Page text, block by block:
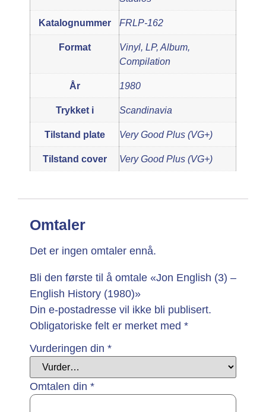
Katalognummer FRLP-162
Format
Vinyl, LP, Album,
Compilation
År 1980
Trykket i Scandinavia
Tilstand plate Very Good Plus (VG+)
Tilstand cover Very Good Plus (VG+)
Omtaler
Det er ingen omtaler ennå.
Bli den første til å omtale «Jon English (3) –
English History (1980)»
Din e-postadresse vil ikke bli publisert.
Obligatoriske felt er merket med *
Vurderingen din *
Omtalen din *